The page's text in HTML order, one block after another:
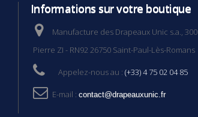
Informations sur votre boutique
Manufacture des Drapeaux Unic s.a.,
Pierre ZI - RN92 26750 Saint-Paul-Lès-Romans
Appelez-nous au : (+33) 4 75 02 04 85
E-mail : contact@drapeauxunic.fr